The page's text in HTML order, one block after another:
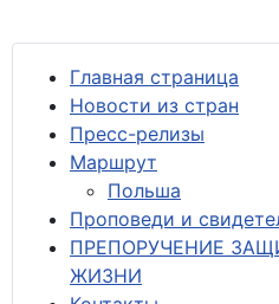
Главная страница
Новости из стран
Пресс-релизы
Маршрут
Польша
Проповеди и
ПРЕПОРУЧЕНИЕ
ЖИЗНИ